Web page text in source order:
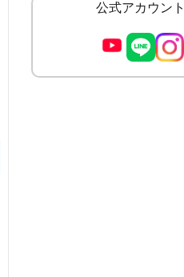
公式アカウント